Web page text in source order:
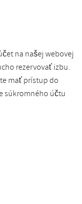
na našej webovej
rezervovať izbu.
mať prístup do
súkromného účtu